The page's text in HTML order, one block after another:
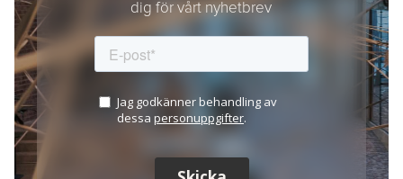
dig för vårt nyhetbrev